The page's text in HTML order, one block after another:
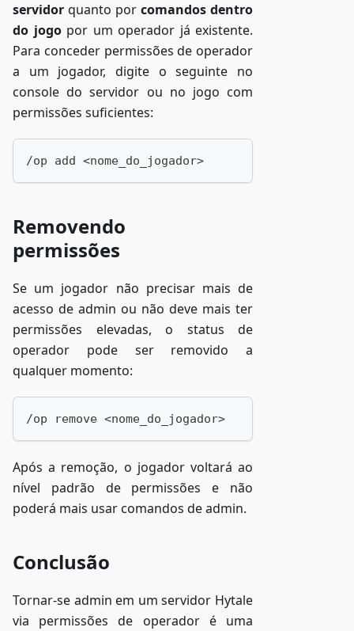
servidor quanto por comandos dentro
do jogopor um operador já existente.
Para conceder permissões de operador
a um jogador, digite o seguinte no
console do servidor ou no jogo com
permissões suficientes:
/op add <nome_do_jogador>
Removendo
permissões
Se um jogador não precisar mais de
acesso de admin ou não deve mais ter
permissões elevadas, o status de
operador pode ser removido a
qualquer momento:
/op remove <nome_do_jogador>
Após a remoção, o jogador voltará ao
nível padrão de permissões e não
poderá mais usar comandos de admin.
Conclusão
Tornar-se admin em um servidor Hytale
via permissões de operador é uma